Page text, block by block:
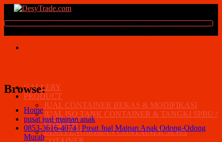
GALLERY
PRODUCT
JUAL CONTAINER BEKAS & MODIFIKASI
JUAL ISO TANK CONTAINER & TANGKI SPBU /
PENDAM
JASA PENGIRIMAN CONTAINER SEWA
Browse:
Home
pusat jual mainan anak
0853-3616-4074 | Pusat Jual Mainan Anak Odong-Odong
Murah